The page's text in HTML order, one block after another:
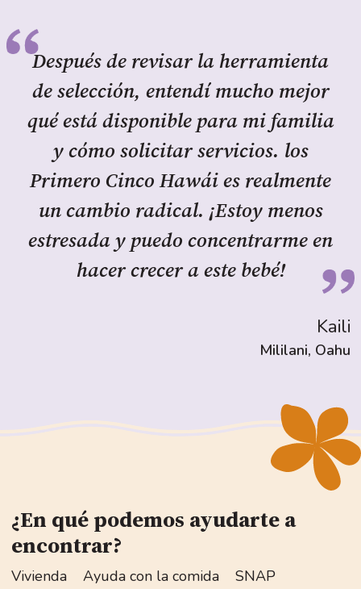
Después de revisar la herramienta
de selección, entendí mucho mejor
qué está disponible para mi familia
y cómo solicitar servicios. los
Primero Cinco Hawái es realmente
un cambio radical. ¡Estoy menos
estresada y puedo concentrarme en
hacer crecer a este bebé!
Kaili
Mililani, Oahu
¿En qué podemos ayudarte a
encontrar?
Vivienda Ayuda con la comida
SNAP